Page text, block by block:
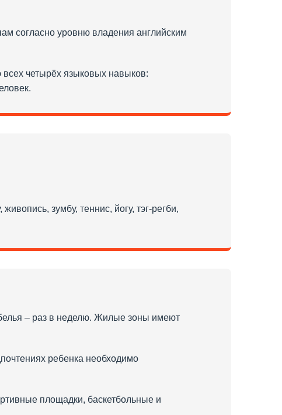
согласно уровню владения английским
четырёх языковых навыков:
зумбу, теннис, йогу, тэг-регби,
– раз в неделю. Жилые зоны имеют
ребенка необходимо
площадки, баскетбольные и